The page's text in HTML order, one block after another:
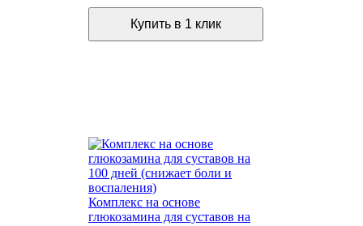
Комплекс на основе
глюкозамина для суставов на